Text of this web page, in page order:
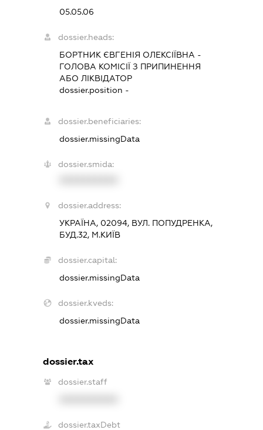
05.05.06
dossier.heads:
БОРТНИК ЄВГЕНІЯ ОЛЕКСІЇВНА -
ГОЛОВА КОМІСІЇ З ПРИПИНЕННЯ
АБО ЛІКВІДАТОР
dossier.position -
dossier.beneficiaries:
dossier.missingData
dossier.smida:
dossier.address:
УКРАЇНА, 02094, ВУЛ. ПОПУДРЕНКА,
БУД.32, М.КИЇВ
dossier.capital:
dossier.missingData
dossier.kveds:
dossier.missingData
dossier.tax
dossier.staff
dossier.taxDebt